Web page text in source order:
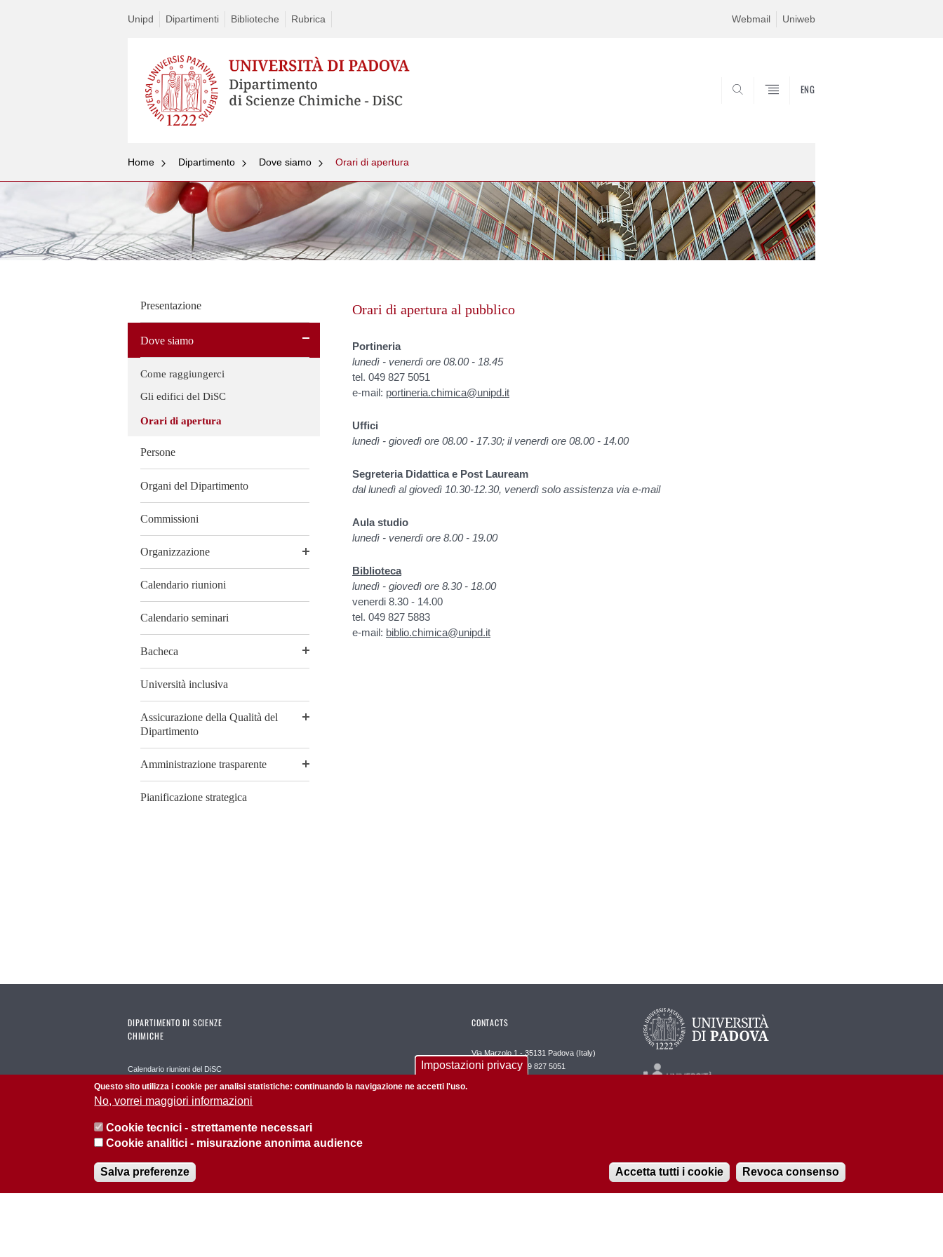
Unipd Dipartimenti Biblioteche Rubrica Webmail Uniweb
ENG
Home Dipartimento Dove siamo Orari di apertura
Presentazione
Dove siamo
Come raggiungerci
Gli edifici del DiSC
Orari di apertura
Persone
Organi del Dipartimento
Commissioni
Organizzazione
Calendario riunioni
Calendario seminari
Bacheca
Università inclusiva
Assicurazione della Qualità del
Dipartimento
Amministrazione trasparente
Pianificazione strategica
Skip
to
content
Orari di apertura al pubblico
Portineria
lunedì - venerdì ore 08.00 - 18.45
tel. 049 827 5051
e-mail: portineria.chimica@unipd.it
Uffici
lunedì - giovedì ore 08.00 - 17.30; il venerdì ore 08.00 - 14.00
Segreteria Didattica e Post Lauream
dal lunedì al giovedì 10.30-12.30, venerdì solo assistenza via e-mail
Aula studio
lunedì - venerdì ore 8.00 - 19.00
Biblioteca
lunedì - giovedì ore 8.30 - 18.00
venerdi 8.30 - 14.00
tel. 049 827 5883
e-mail: biblio.chimica@unipd.it
DIPARTIMENTO DI SCIENZE
CHIMICHE
Calendario riunioni del DiSC
Calendario seminari del DiSC
CONTACTS
Via Marzolo 1 - 35131 Padova (Italy)
Telefono: +39 049 827 5051
Impostazioni privacy
Questo sito utilizza i cookie per analisi statistiche: continuando la navigazione ne accetti l'uso.
No, vorrei maggiori informazioni
Cookie tecnici - strettamente necessari
Cookie analitici - misurazione anonima audience
Salva preferenze Accetta tutti i cookie Revoca consenso